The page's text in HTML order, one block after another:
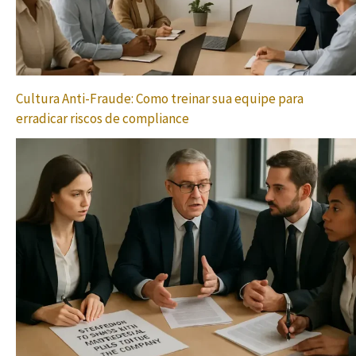
Cultura Anti-Fraude: Como treinar sua equipe para
erradicar riscos de compliance